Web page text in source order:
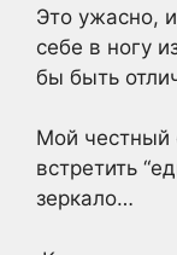
Это ужасно,
себе в ногу
бы быть
Мой честный
встретить
зеркало…